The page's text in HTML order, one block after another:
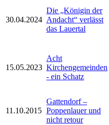
30.04.2024
Die „Königin der
Andacht“ verlässt
das Lauertal
15.05.2023
Acht
Kirchengemeinden
- ein Schatz
11.10.2015
Gattendorf –
Poppenlauer und
nicht retour